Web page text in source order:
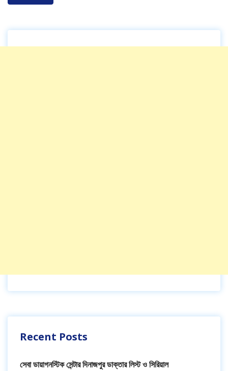
Recent Posts
সেবা ডায়াগনস্টিক সেন্টার দিনাজপুর ডাক্তার লিস্ট ও সিরিয়াল